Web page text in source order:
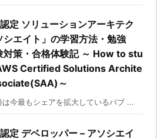
認定 ソリューションアーキテク
シエイト」の学習方法・勉強
対策・合格体験記 ～ How to stu
Certified Solutions Archite
～
今最もシェアを拡大しているパブ ...
認定 デベロッパー – アソシエイ